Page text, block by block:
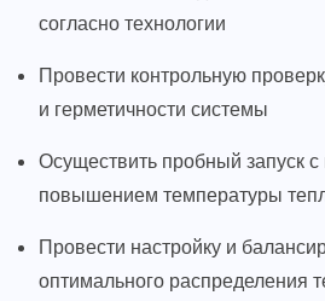
согласно технологии
Провести контрольную
и герметичности системы
Осуществить пробный запуск
повышением температуры
Провести настройку и
оптимального распределения